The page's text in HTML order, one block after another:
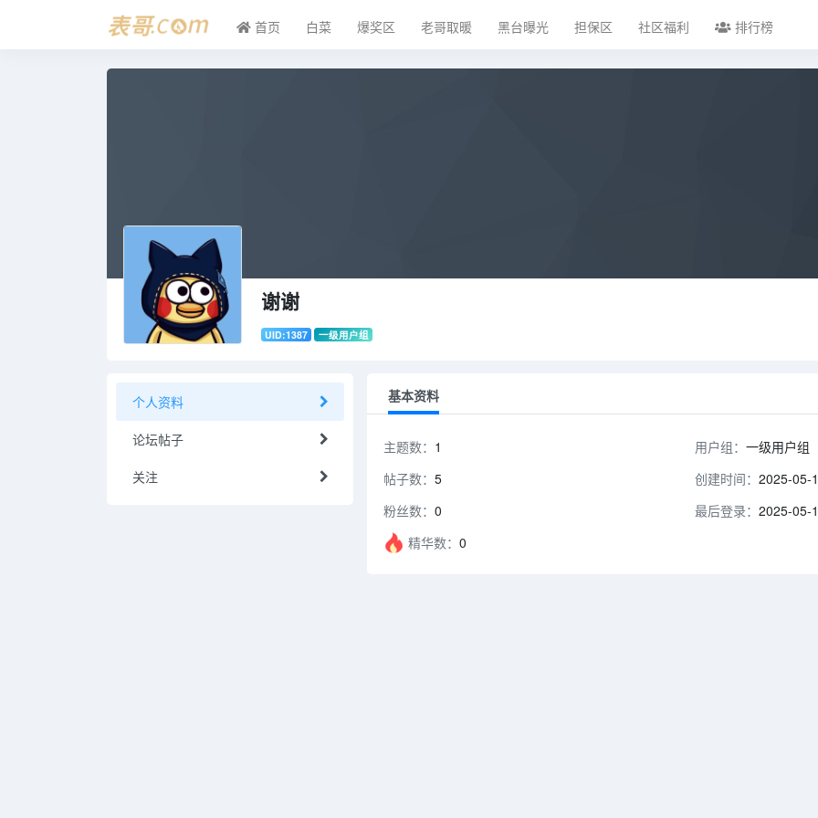
首页 白菜 爆奖区 老哥取暖 黑台曝光 担保区 社区福利 排行榜
谢谢
UID:1387 一级用户组
个人资料
论坛帖子
关注
基本资料
主题数： 1
帖子数： 5
粉丝数： 0
精华数： 0
用户组：一级用户组
创建时间：2025-05-
最后登录：2025-05-